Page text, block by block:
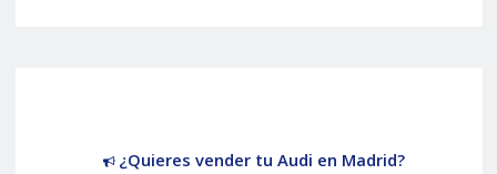
¿Quieres vender tu Audi en Madrid?